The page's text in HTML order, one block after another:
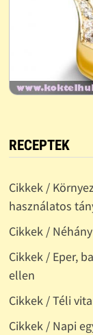
RECEPTEK
Cikkek /
használatos
Cikkek /
Cikkek / Eper,
ellen
Cikkek / Téli
Cikkek / Napi